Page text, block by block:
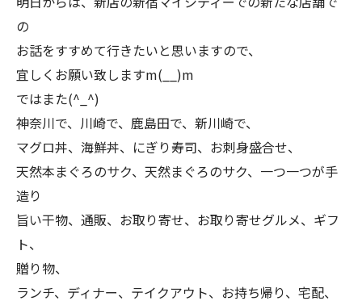
の
お話をすすめて行きたいと思いますので、
宜しくお願い致しますm(__)m
ではまた(^_^)
神奈川で、川崎で、鹿島田で、新川崎で、
マグロ丼、海鮮丼、にぎり寿司、お刺身盛合せ、
天然本まぐろのサク、天然まぐろのサク、一つ一つが手
造り
旨い干物、通販、お取り寄せ、お取り寄せグルメ、ギフ
ト、
贈り物、
ランチ、ディナー、テイクアウト、お持ち帰り、宅配、